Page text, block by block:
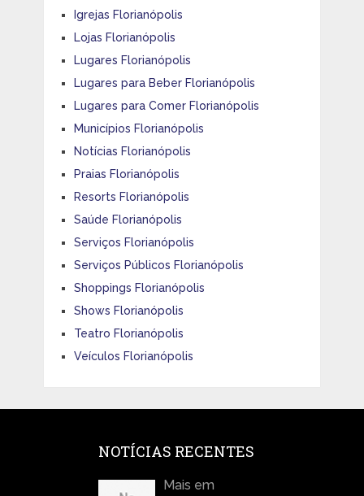
Igrejas Florianópolis
Lojas Florianópolis
Lugares Florianópolis
Lugares para Beber Florianópolis
Lugares para Comer Florianópolis
Municípios Florianópolis
Notícias Florianópolis
Praias Florianópolis
Resorts Florianópolis
Saúde Florianópolis
Serviços Florianópolis
Serviços Públicos Florianópolis
Shoppings Florianópolis
Shows Florianópolis
Teatro Florianópolis
Veículos Florianópolis
NOTÍCIAS RECENTES
Mais em